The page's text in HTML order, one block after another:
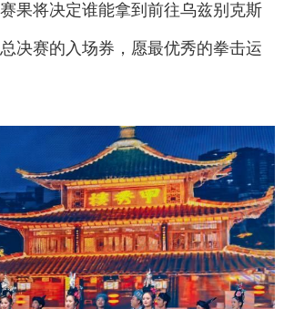
果将决定谁能拿到前往乌兹别克斯
决赛的入场券，愿最优秀的拳击运